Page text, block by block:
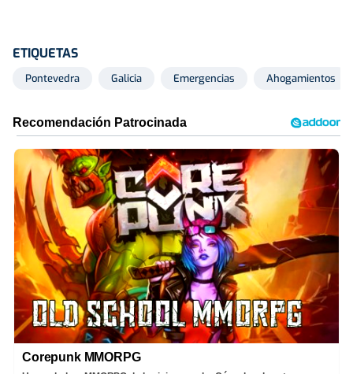
ETIQUETAS
Pontevedra Galicia Emergencias Ahogamientos
Corepunk MMORPG